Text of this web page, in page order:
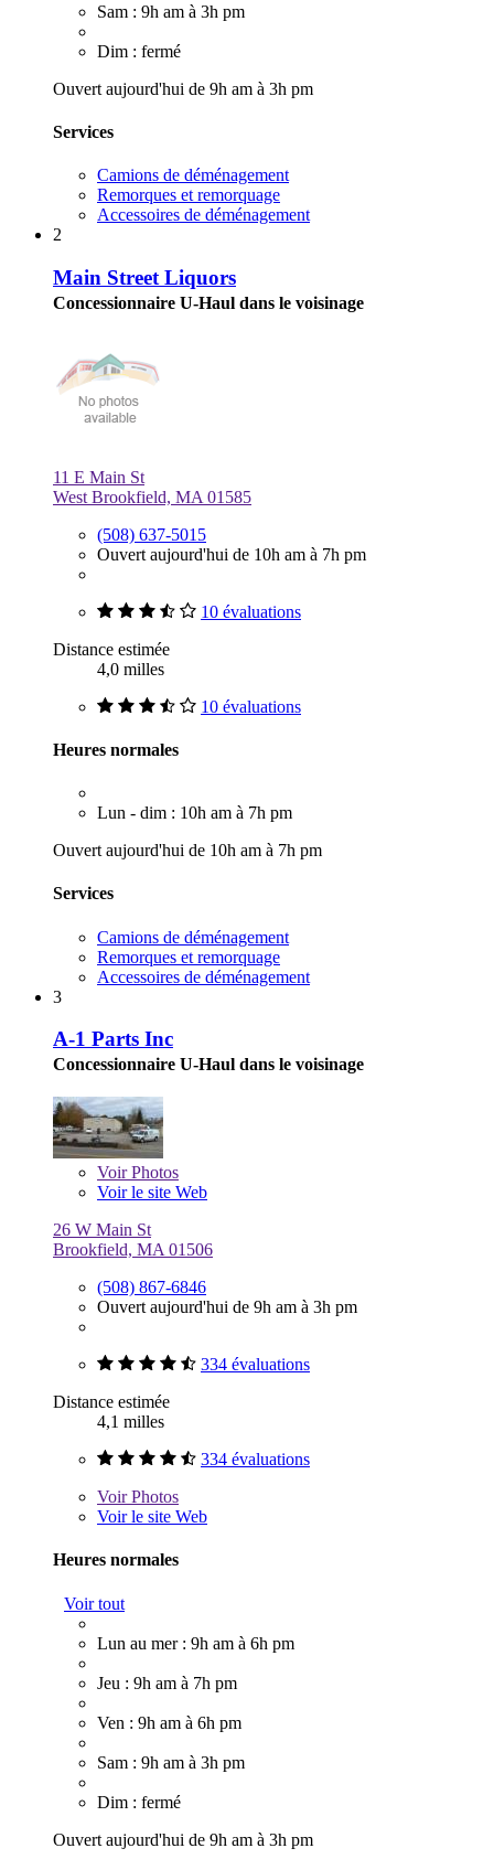
Sam : 9h am à 3h pm
Dim : fermé
Ouvert aujourd'hui de 9h am à 3h pm
Services
Camions de déménagement
Remorques et remorquage
Accessoires de déménagement
2
Main Street Liquors
Concessionnaire U-Haul dans le voisinage
11 E Main St
West Brookfield, MA 01585
(508) 637-5015
Ouvert aujourd'hui de 10h am à 7h pm
10 évaluations
Distance estimée
4,0 milles
10 évaluations
Heures normales
Lun - dim : 10h am à 7h pm
Ouvert aujourd'hui de 10h am à 7h pm
Services
Camions de déménagement
Remorques et remorquage
Accessoires de déménagement
3
A-1 Parts Inc
Concessionnaire U-Haul dans le voisinage
VoirPhotos
Voir le site Web
26 W Main St
Brookfield, MA 01506
(508) 867-6846
Ouvert aujourd'hui de 9h am à 3h pm
334 évaluations
Distance estimée
4,1 milles
334 évaluations
VoirPhotos
Voir le site Web
Heures normales
Voir tout
Lun au mer : 9h am à 6h pm
Jeu : 9h am à 7h pm
Ven : 9h am à 6h pm
Sam : 9h am à 3h pm
Dim : fermé
Ouvert aujourd'hui de 9h am à 3h pm